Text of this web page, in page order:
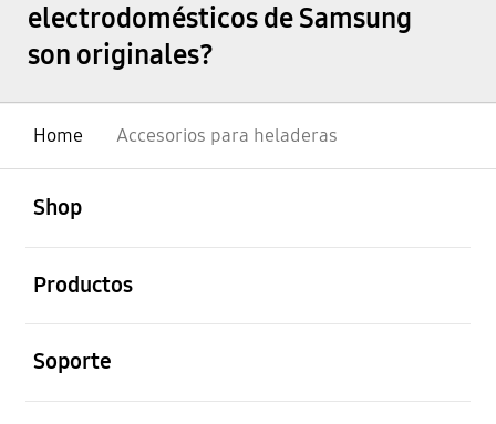
electrodomésticos de Samsung
son originales?
Home Accesorios para heladeras
Shop
Productos
Soporte